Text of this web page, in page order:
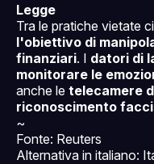
Legge
Tra le pratiche vietate
l'obiettivo di
finanziari. I datori di
monitorare le
anche le telecamere
riconoscimento
~
Fonte: Reuters
Alternativa in italiano: